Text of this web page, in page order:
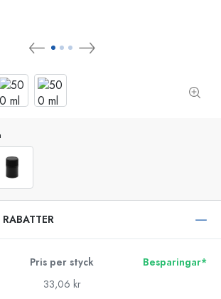
RABATTER
Pris per styck
Besparingar*
33,06 kr